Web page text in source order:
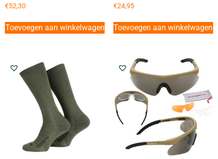
€52,30
Toevoegen aan winkelwagen
€24,95
Toevoegen aan winkelwagen